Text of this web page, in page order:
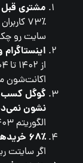
مشتری
سایت رو
اکانت‌شون
گوگل
نشون
الگوریتم Vicinity Update ۱۴۰۳ تا ۹۰٪ عقب می‌ندازه.
۶۸٪ خریدها از موبایل انجام می‌شه
اگر سایتت